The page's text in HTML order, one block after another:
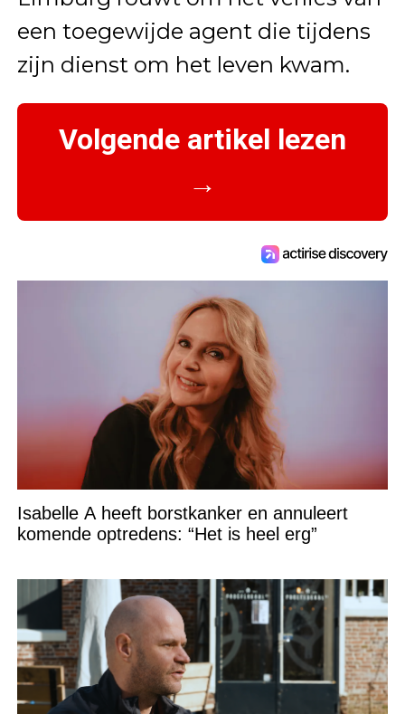
een toegewijde agent die tijdens
zijn dienst om het leven kwam.
Volgende artikel lezen
→
Isabelle A heeft borstkanker en annuleert
komende optredens: “Het is heel erg”